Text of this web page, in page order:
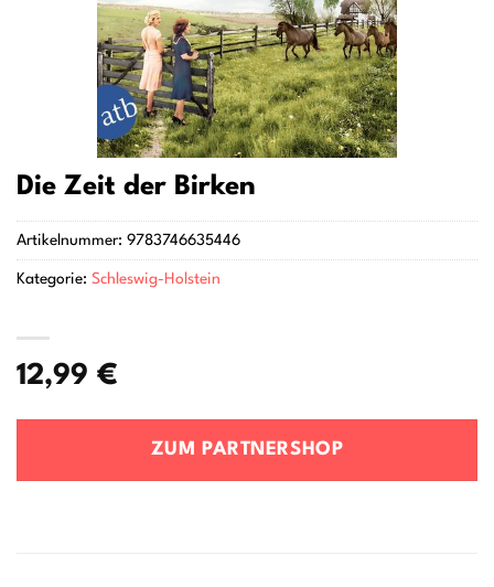
Die Zeit der Birken
12,99 €
ZUM PARTNERSHOP
Artikelnummer: 9783746635446
Kategorie: Schleswig-Holstein